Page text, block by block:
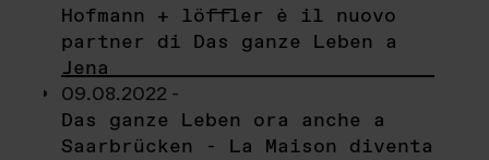
Hofmann + löffler è il nuovo
partner di Das ganze Leben a
Jena
09.08.2022 -
Das ganze Leben ora anche a
Saarbrücken - La Maison diventa